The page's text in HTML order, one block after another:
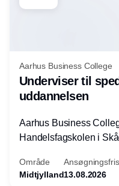
Aarhus Business College
Underviser til
uddannelsen
Aarhus Business
Handelsfagskolen i
Område
Midtjylland13.08.2026